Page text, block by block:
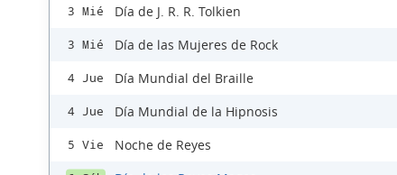
3 Mié Día de J. R. R. Tolkien
3 Mié Día de las Mujeres de Rock
4 Jue Día Mundial del Braille
4 Jue Día Mundial de la Hipnosis
5 Vie Noche de Reyes